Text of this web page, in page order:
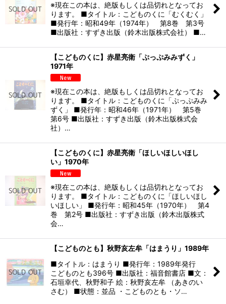
※現在この本は、絶版もしくは品切れとなってお
ります。 ■タイトル：こどものくに「むくむく」
■発行年：昭和49年（1974年） 第8巻 第3号
■出版社：すずき出版（鈴木出版株式会社） ■…
【こどものくに】赤星亮衛「ぷっぷみみずく」
1971年
※現在この本は、絶版もしくは品切れとなってお
ります。 ■タイトル：こどものくに「ぷっぷみみ
ずく」 ■発行年：昭和46年（1971年） 第5巻
第6号 ■出版社：すずき出版（鈴木出版株式会
社）…
【こどものくに】赤星亮衛「ほしいほしいほし
い」1970年
※現在この本は、絶版もしくは品切れとなってお
ります。 ■タイトル：こどものくに「ほしいほし
いほしい」 ■発行年：昭和45年（1970年） 第4
巻 第2号 ■出版社：すずき出版（鈴木出版株式
会…
【こどものとも】秋野亥左牟「はまうり」1989年
■タイトル：はまうり ■発行年：1989年発行
こどものとも396号 ■出版社：福音館書店 ■文：
石垣幸代、秋野和子 絵：秋野亥左牟 （あきのい
さむ） ■状態：並品 ・こどものとも・ソ…